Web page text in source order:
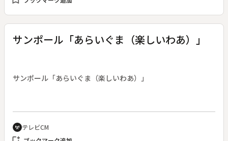
サンポール「あらいぐま（楽しいわあ）」
サンポール「あらいぐま（楽しいわあ）」
cell_tower テレビCM